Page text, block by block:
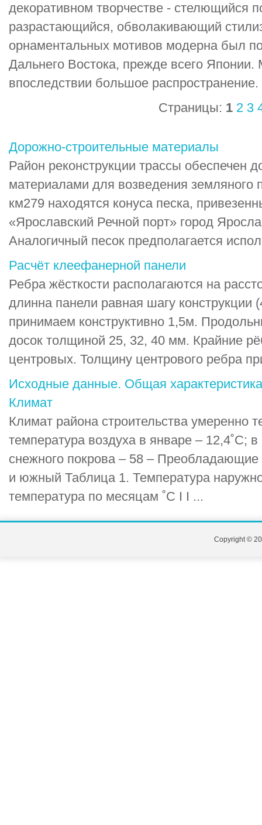
декоративном творчестве - стелющийся
разрастающийся, обволакивающий
орнаментальных мотивов модерна был
Дальнего Востока, прежде всего Японии.
впоследствии большое распространение.
Страницы: 1 2 3
Дорожно-строительные материалы
Район реконструкции трассы обеспечен
материалами для возведения земляного
км279 находятся конуса песка,
«Ярославский Речной порт» город
Аналогичный песок предполагается
Расчёт клеефанерной панели
Ребра жёсткости располагаются на
длинна панели равная шагу
принимаем конструктивно 1,5м.
досок толщиной 25, 32, 40 мм. Крайние
центровых. Толщину центрового ребра
Исходные данные. Общая характеристика
Климат
Климат района строительства умеренно
температура воздуха в январе – 12,4˚С;
снежного покрова – 58 –
и южный Таблица 1. Температура
температура по месяцам ˚С I I ...
Copyright ©